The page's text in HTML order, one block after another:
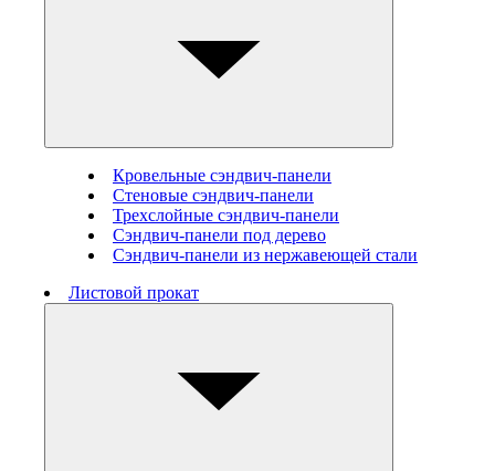
Кровельные сэндвич-панели
Стеновые cэндвич-панели
Трехслойные сэндвич-панели
Сэндвич-панели под дерево
Сэндвич-панели из нержавеющей стали
Листовой прокат